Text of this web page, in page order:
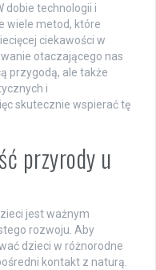
dobie technologii i
wiele metod, które
ciekawości w
otaczającego nas
przygodą, ale także
i
skutecznie wspierać tę
przyrody u
jest ważnym
rozwoju. Aby
dzieci w różnorodne
kontakt z naturą.